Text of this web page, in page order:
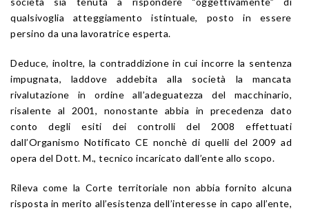
qualsivoglia atteggiamento istintuale, posto in essere
persino da una lavoratrice esperta.
Deduce, inoltre, la contraddizione in cui incorre la sentenza
impugnata, laddove addebita alla società la mancata
rivalutazione in ordine all’adeguatezza del macchinario,
risalente al 2001, nonostante abbia in precedenza dato
conto degli esiti dei controlli del 2008 effettuati
dall’Organismo Notificato CE nonchè di quelli del 2009 ad
opera del Dott. M., tecnico incaricato dall’ente allo scopo.
Rileva come la Corte territoriale non abbia fornito alcuna
risposta in merito all’esistenza dell’interesse in capo all’ente,